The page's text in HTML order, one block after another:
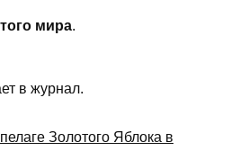
мира.
в журнал.